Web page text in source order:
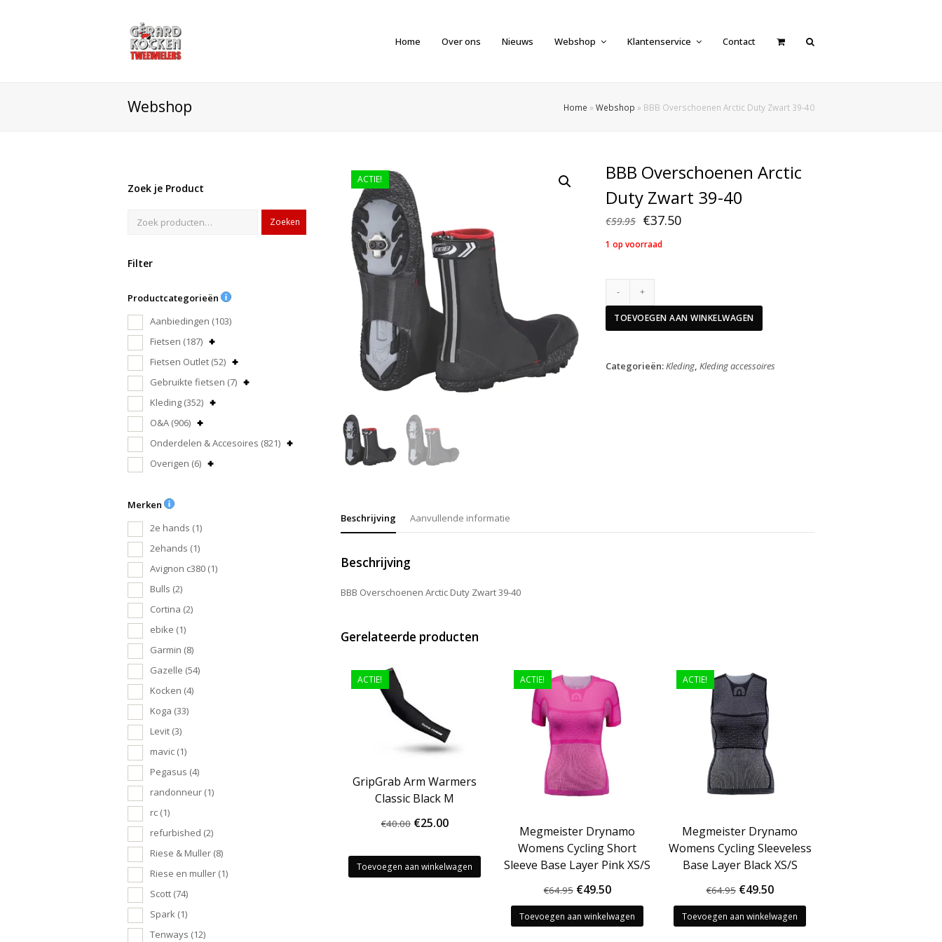
Home Over ons Nieuws Webshop Klantenservice Contact
Webshop Home » Webshop » BBB Overschoenen Arctic Duty Zwart 39-40
Zoek je Product
Zoeken
Filter
Productcategorieën
Aanbiedingen (103)
Fietsen (187)
Fietsen Outlet (52)
Gebruikte fietsen (7)
Kleding (352)
O&A (906)
Onderdelen & Accesoires (821)
Overigen (6)
Merken
2e hands (1)
2ehands (1)
Avignon c380 (1)
Bulls (2)
Cortina (2)
ebike (1)
Garmin (8)
Gazelle (54)
Kocken (4)
Koga (33)
Levit (3)
mavic (1)
Pegasus (4)
randonneur (1)
rc (1)
refurbished (2)
Riese & Muller (8)
Riese en muller (1)
Scott (74)
Spark (1)
Tenways (12)
ACTIE!
BBB Overschoenen Arctic
Duty Zwart 39-40
€59.95 Oorspronkelijke
prijs
€59.95.
€37.50Huidige
1 op voorraad
Arctic
Duty
40
TOEVOEGEN AAN WINKELWAGEN
Categorieën:Kleding,Kleding accessoires
Beschrijving Aanvullende informatie
Beschrijving
BBB Overschoenen Arctic Duty Zwart 39-40
Gerelateerde producten
ACTIE!
GripGrab Arm Warmers
Classic Black M
€40.00 Oorspronkelijke
was:
€40.00.
€25.00Huidige
is:
€25.00.
Toevoegen aan winkelwagen
ACTIE!
Megmeister Drynamo
Womens Cycling Short
Sleeve Base Layer Pink XS/S
€64.95 Oorspronkelijke
prijs
was:
€49.50Huidige
prijs
is:
Toevoegen aan winkelwagen
ACTIE!
Megmeister Drynamo
Womens Cycling Sleeveless
Base Layer Black XS/S
€64.95 Oorspronkelijke
prijs
was:
€49.50Huidige
prijs
is:
Toevoegen aan winkelwagen